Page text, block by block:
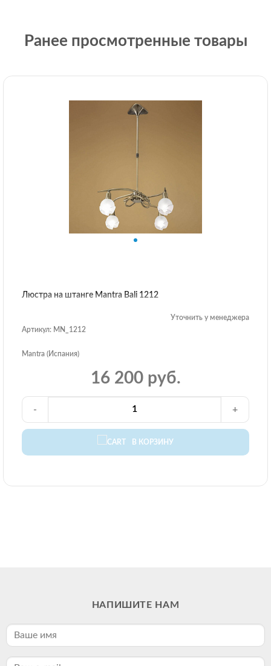
Ранее просмотренные товары
Люстра на штанге Mantra Bali 1212
Уточнить у менеджера
Артикул: MN_1212
Mantra (Испания)
16 200 руб.
В КОРЗИНУ
- +
НАПИШИТЕ НАМ